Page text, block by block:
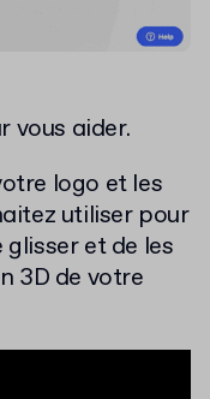
vous aider.
logo et les
utiliser pour
et de les
3D de votre